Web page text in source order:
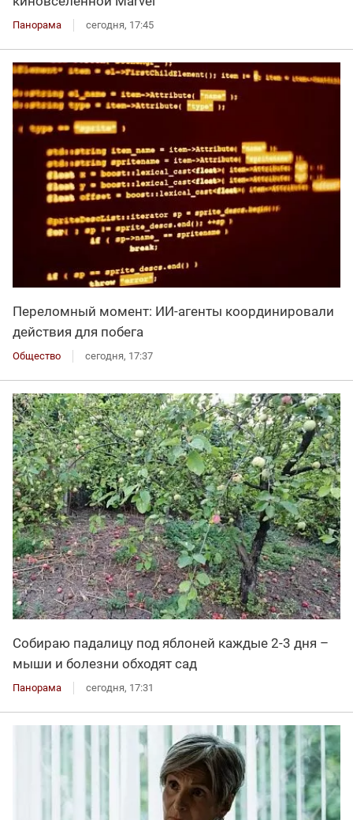
Панорама сегодня, 17:45
Переломный момент: ИИ-агенты координировали
действия для побега
Общество сегодня, 17:37
Собираю падалицу под яблоней каждые 2-3 дня –
мыши и болезни обходят сад
Панорама сегодня, 17:31